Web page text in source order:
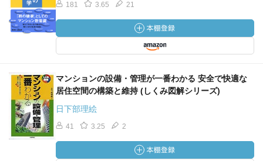
181 3.65 21
マンションの設備・管理が一番わかる 安全で快適な
居住空間の構築と維持 (しくみ図解シリーズ)
日下部理絵
41 3.25 2